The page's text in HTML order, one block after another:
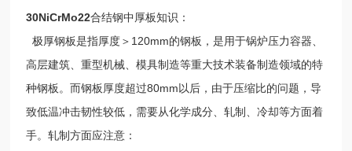
30NiCrMo22合结钢中厚板知识：
极厚钢板是指厚度＞120mm的钢板，是用于锅炉压力容器、
高层建筑、重型机械、模具制造等重大技术装备制造领域的特
种钢板。而钢板厚度超过80mm以后，由于压缩比的问题，导
致低温冲击韧性较低，需要从化学成分、轧制、冷却等方面着
手。轧制方面应注意：